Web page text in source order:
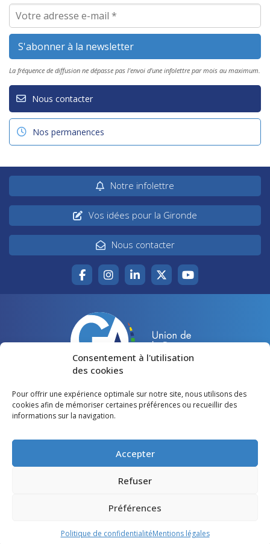
Consentement à l'utilisation
des cookies
Pour offrir une expérience optimale sur notre site, nous utilisons des
cookies afin de mémoriser certaines préférences ou recueillir des
informations sur la navigation.
Accepter
Refuser
Préférences
Politique de confidentialitéMentions légales
La fréquence de diffusion ne dépasse pas l'envoi d'une infolettre par mois au maximum.
Nous contacter
Nos permanences
Notre infolettre
Vos idées pour la Gironde
Nous contacter
Accueil
Votre canton
Lire et voir
Agir pour la Gironde
Restons en contact
©Gironde Avenir- Tous droits réservés
Mentions légales